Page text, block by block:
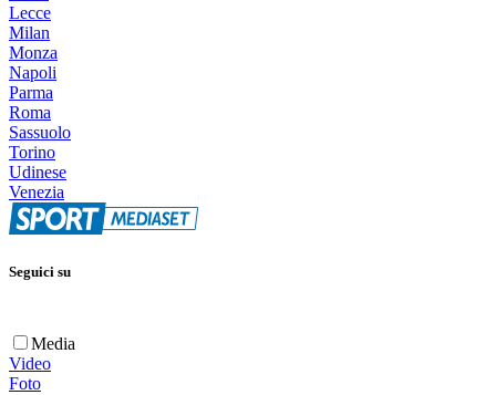
Lecce
Milan
Monza
Napoli
Parma
Roma
Sassuolo
Torino
Udinese
Venezia
Seguici su
Media
Video
Foto